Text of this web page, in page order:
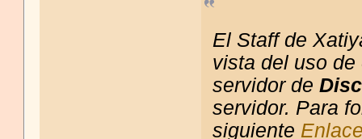
El Staff de
vista del uso
servidor de
servidor. Para
siguiente